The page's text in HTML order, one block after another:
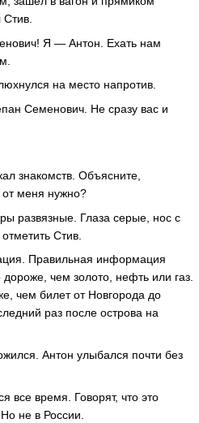
Я — Антон. Ехать нам
на место напротив.
Семенович. Не сразу вас и
знакомств. Объясните,
от меня нужно?
развязные. Глаза серые, нос с
Стив.
Правильная информация
дороже, чем золото, нефть или газ.
чем билет от Новгорода до
раз после острова на
Антон улыбался почти без
все время. Говорят, что это
не в России.